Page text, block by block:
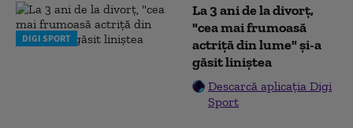
DIGI SPORT
La 3 ani de la divorț,
"cea mai frumoasă
actriță din lume" și-a
găsit liniștea
Descarcă aplicația Digi
Sport